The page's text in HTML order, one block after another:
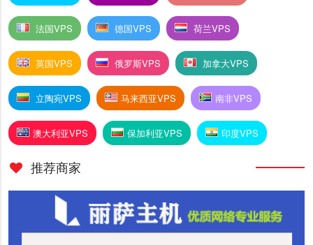
法国VPS 德国VPS 荷兰VPS
英国VPS 俄罗斯VPS 加拿大VPS
立陶宛VPS 马来西亚VPS 南非VPS
澳大利亚VPS 保加利亚VPS 印度VPS
推荐商家